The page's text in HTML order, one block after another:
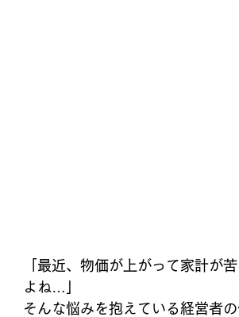
「最近、物価が上がって家計が
よね…」
そんな悩みを抱えている経営者